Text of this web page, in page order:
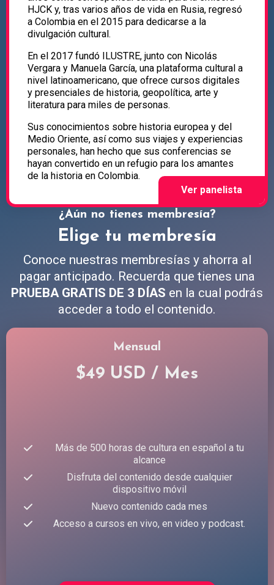
HJCK y, tras varios años de vida en Rusia, regresó
a Colombia en el 2015 para dedicarse a la
divulgación cultural.
En el 2017 fundó ILUSTRE, junto con Nicolás
Vergara y Manuela García, una plataforma cultural a
nivel latinoamericano, que ofrece cursos digitales
y presenciales de historia, geopolítica, arte y
literatura para miles de personas.
Sus conocimientos sobre historia europea y del
Medio Oriente, así como sus viajes y experiencias
personales, han hecho que sus conferencias se
hayan convertido en un refugio para los amantes
de la historia en Colombia.
¿Aún no tienes membresía?
Elige tu membresía
Conoce nuestras membresías y ahorra al
pagar anticipado. Recuerda que tienes una
PRUEBA GRATIS DE 3 DÍAS en la cual podrás
acceder a todo el contenido.
Mensual
$49 USD / Mes
Más de 500 horas de cultura en español a tu
alcance
Disfruta del contenido desde cualquier
dispositivo móvil
Nuevo contenido cada mes
Acceso a cursos en vivo, en video y podcast.